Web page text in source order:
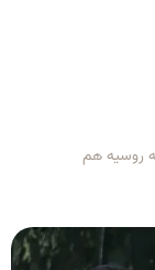
روسیه هم